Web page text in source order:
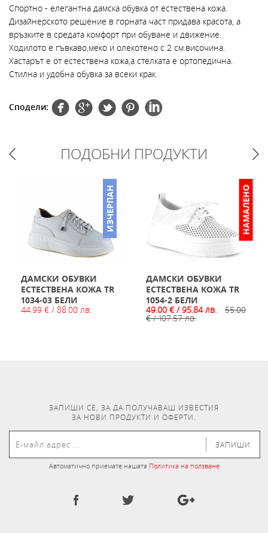
Спортно - елегантна дамска обувка от естествена кожа.
Дизайнерското решение в горната част придава красота, а
връзките в средата комфорт при обуване и движение.
Ходилото е гъвкаво,меко и олекотено с 2 см.височина.
Хастарът е от естествена кожа,а стелката е ортопедична.
Стилна и удобна обувка за всеки крак.
Сподели:
ПОДОБНИ ПРОДУКТИ
ИЗЧЕРПАН
ДАМСКИ ОБУВКИ
ЕСТЕСТВЕНА КОЖА TR
1034-03 БЕЛИ
44.99 € / 88.00 лв.
НАМАЛЕНО
ДАМСКИ ОБУВКИ
ЕСТЕСТВЕНА КОЖА TR
1054-2 БЕЛИ
49.00 € / 95.84 лв.
55.00
€ / 107.57 лв.
ЗАПИШИ СЕ, ЗА ДА ПОЛУЧАВАШ ИЗВЕСТИЯ
ЗА НОВИ ПРОДУКТИ И ОФЕРТИ.
ЗАПИШИ
Автоматично приемате нашата Политика на ползване